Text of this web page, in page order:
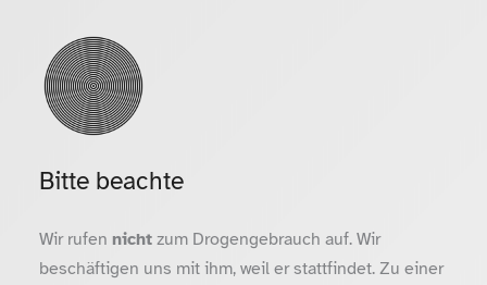
Bitte beachte
Wir rufen nichtzum Drogengebrauch auf. Wir
beschäftigen uns mit ihm, weil er stattfindet. Zu einer